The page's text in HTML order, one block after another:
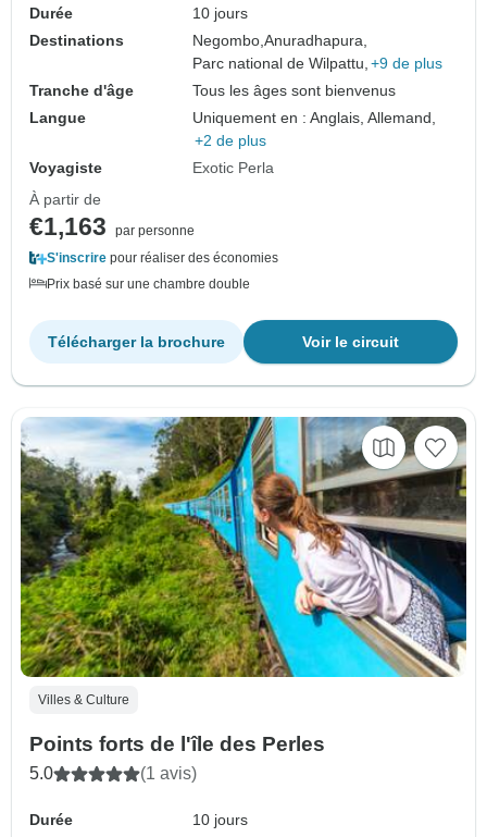
Durée
10 jours
Destinations
Negombo,Anuradhapura,
Parc national de Wilpattu, +9 de plus
Tranche d'âge
Tous les âges sont bienvenus
Langue
Uniquement en : Anglais, Allemand,
+2 de plus
Voyagiste
Exotic Perla
À partir de
€1,163
par personne
S'inscrire pour réaliser des économies
Prix basé sur une chambre double
Voir le circuit
Télécharger la brochure
Villes & Culture
Points forts de l'île des Perles
5.0 (1 avis)
Durée
10 jours